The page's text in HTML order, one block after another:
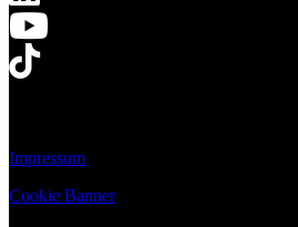
Impressum
Cookie Banner